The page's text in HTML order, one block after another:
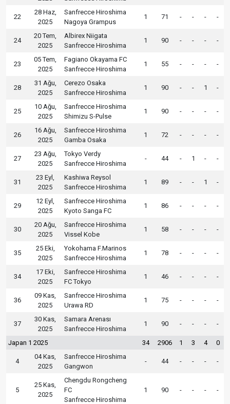
22
28 Haz,
2025
Sanfrecce Hiroshima
Nagoya Grampus
1 71 - - - -
24
20 Tem,
2025
Albirex Niigata
Sanfrecce Hiroshima
1 90 - - - -
23
05 Tem,
2025
Fagiano Okayama FC
Sanfrecce Hiroshima
1 55 - - - -
28
31 Ağu,
2025
Cerezo Osaka
Sanfrecce Hiroshima
1 90 - - 1 -
25
10 Ağu,
2025
Sanfrecce Hiroshima
Shimizu S-Pulse
1 90 - - - -
26
16 Ağu,
2025
Sanfrecce Hiroshima
Gamba Osaka
1 72 - - - -
27
23 Ağu,
2025
Tokyo Verdy
Sanfrecce Hiroshima
- 44 - 1 - -
31
23 Eyl,
2025
Kashiwa Reysol
Sanfrecce Hiroshima
1 89 - - 1 -
29
12 Eyl,
2025
Sanfrecce Hiroshima
Kyoto Sanga FC
1 86 - - - -
30
20 Ağu,
2025
Sanfrecce Hiroshima
Vissel Kobe
1 58 - - - -
35
25 Eki,
2025
Yokohama F.Marinos
Sanfrecce Hiroshima
1 78 - - - -
34
17 Eki,
2025
Sanfrecce Hiroshima
FC Tokyo
1 46 - - - -
36
09 Kas,
2025
Sanfrecce Hiroshima
Urawa RD
1 75 - - - -
37
30 Kas,
2025
Samara Arenası
Sanfrecce Hiroshima
1 90 - - - -
Japan 1 2025 34 2906 1 3 4 0
4
04 Kas,
2025
Sanfrecce Hiroshima
Gangwon
- 44 - - - -
5
25 Kas,
2025
Chengdu Rongcheng
FC
Sanfrecce Hiroshima
1 90 - - - -